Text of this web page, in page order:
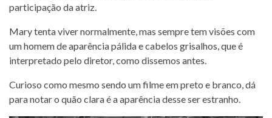
participação da atriz.
Mary tenta viver normalmente, mas sempre tem visões com
um homem de aparência pálida e cabelos grisalhos, que é
interpretado pelo diretor, como dissemos antes.
Curioso como mesmo sendo um filme em preto e branco, dá
para notar o quão clara é a aparência desse ser estranho.